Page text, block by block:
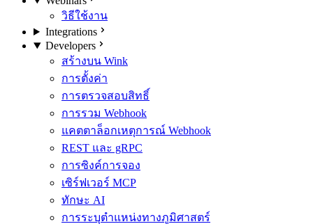
วิธีใช้งาน
Integrations
Developers
สร้างบน Wink
การตั้งค่า
การตรวจสอบสิทธิ์
การรวม Webhook
แคตตาล็อกเหตุการณ์ Webhook
REST และ gRPC
การซิงค์การจอง
เซิร์ฟเวอร์ MCP
ทักษะ AI
การระบุตำแหน่งทางภูมิศาสตร์